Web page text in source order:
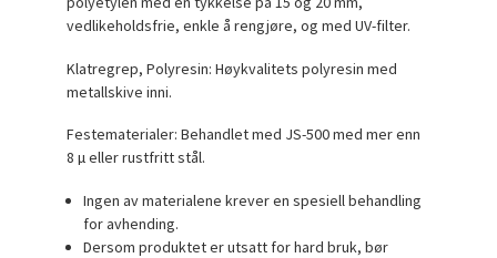
vedlikeholdsfrie, enkle å rengjøre, og med UV-filter.
Klatregrep, Polyresin: Høykvalitets polyresin med
metallskive inni.
Festematerialer: Behandlet med JS-500 med mer enn
8 µ eller rustfritt stål.
Ingen av materialene krever en spesiell behandling
for avhending.
Dersom produktet er utsatt for hard bruk, bør